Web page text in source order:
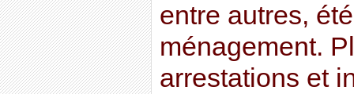
entre autres,
ménagement.
arrestations et